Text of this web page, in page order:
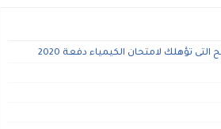
تؤهلك لامتحان الكيمياء دفعة 2020